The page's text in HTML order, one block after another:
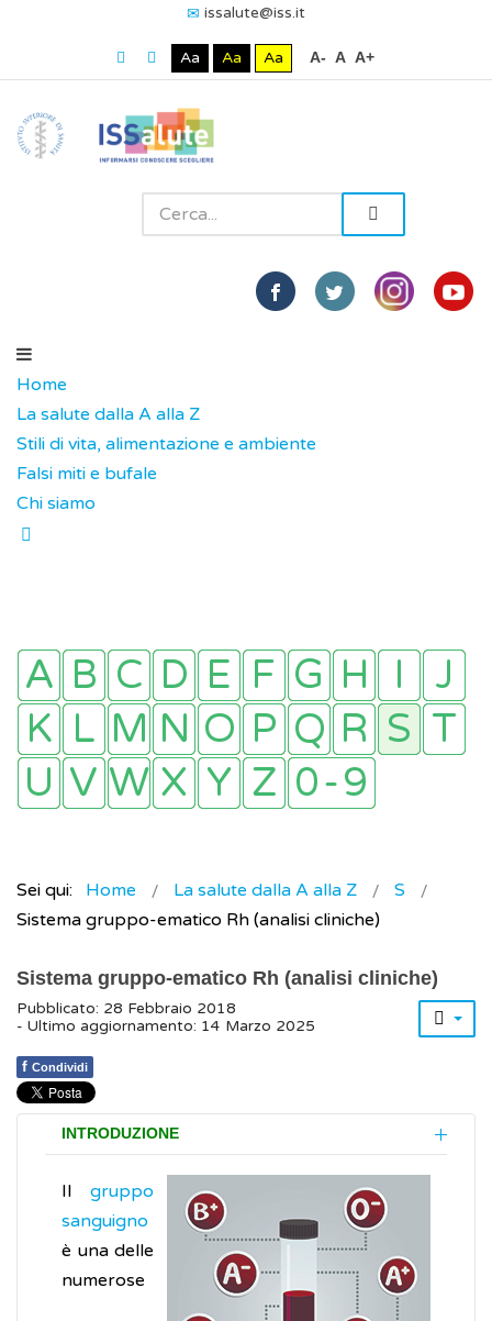
issalute@iss.it
Aa Aa Aa A- A A+
Home
La salute dalla A alla Z
Stili di vita, alimentazione e ambiente
Falsi miti e bufale
Chi siamo
Sei qui: Home La salute dalla A alla Z
S
Sistema gruppo-ematico Rh (analisi cliniche)
Sistema gruppo-ematico Rh (analisi cliniche)
Pubblicato: 28 Febbraio 2018
- Ultimo aggiornamento: 14 Marzo 2025
f Condividi
INTRODUZIONE
Il gruppo
sanguigno
è una delle
numerose